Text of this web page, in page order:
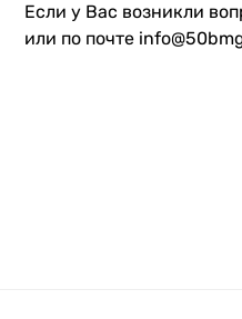
Если у Вас возникли
или по почте